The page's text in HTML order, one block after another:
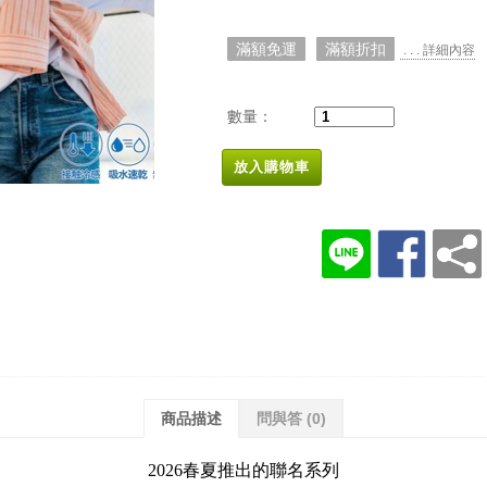
滿額免運 滿額折扣 . . . 詳細內容
數量：
放入購物車
商品描述 問與答 (0)